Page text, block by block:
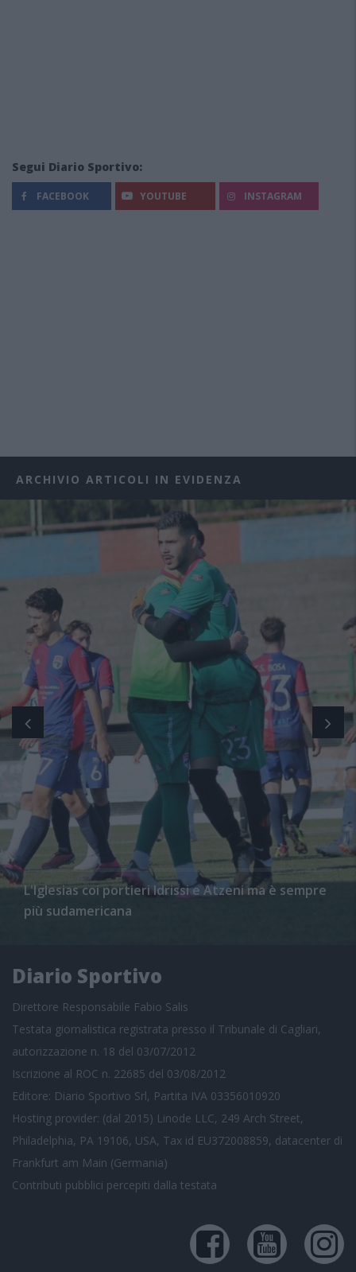
Segui Diario Sportivo:
FACEBOOK YOUTUBE INSTAGRAM
ARCHIVIO ARTICOLI IN EVIDENZA
L'Iglesias coi portieri Idrissi e Atzeni ma è sempre
più sudamericana
Diario Sportivo
Direttore Responsabile Fabio Salis
Testata giornalistica registrata presso il Tribunale di Cagliari,
autorizzazione n. 18 del 03/07/2012
Iscrizione al ROC n. 22685 del 03/08/2012
Editore: Diario Sportivo Srl, Partita IVA 03356010920
Hosting provider: (dal 2015) Linode LLC, 249 Arch Street,
Philadelphia, PA 19106, USA, Tax id EU372008859, datacenter di
Frankfurt am Main (Germania)
Contributi pubblici percepiti dalla testata